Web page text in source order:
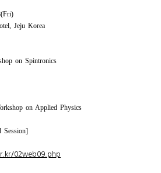
Jeju Korea
on Spintronics
on Applied Physics
02web09.php